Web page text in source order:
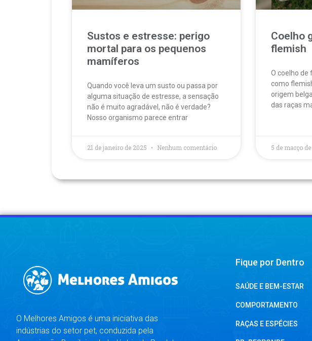
Sustos e estresse: perigo
mortal para os pequenos
mamíferos
Quando você leva um susto ou passa por
alguma situação de estresse, a sensação
não é muito agradável, não é verdade?
Nosso organismo parece entrar
21 de janeiro de 2025 Nenhum comentário
Coelho
flemish
O coelho de
como
origem
das raças
5 de março
O Melhores Amigos é uma iniciativa das
indústrias do setor pet, conduzida pela
Fique por Dentro
SAÚDE E BEM-ESTAR
COMPORTAMENTO
RAÇAS E ESPÉCIES